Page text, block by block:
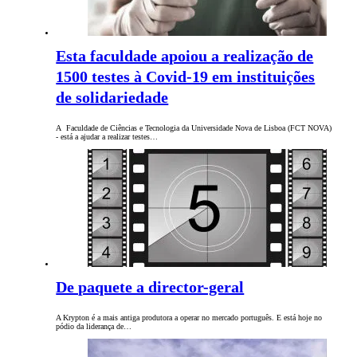
Esta faculdade apoiou a realização de
1500 testes à Covid-19 em instituições
de solidariedade
A Faculdade de Ciências e Tecnologia da Universidade Nova de Lisboa (FCT NOVA)
- está a ajudar a realizar testes…
De paquete a director-geral
A Krypton é a mais antiga produtora a operar no mercado português. E está hoje no
pódio da liderança de…